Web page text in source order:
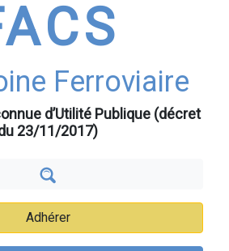
Ferroviaire
d’Utilité Publique (décret
23/11/2017)
Adhérer